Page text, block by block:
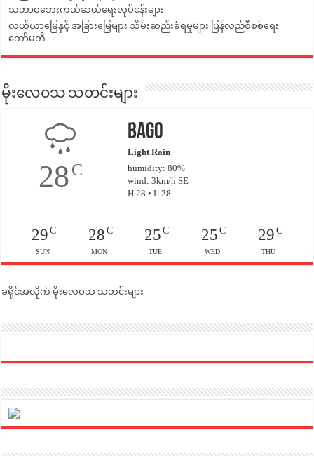
သဘာဝဘေးကယ်ဆယ်ရေးလုပ်ငန်းများ
လယ်ယာမြေနှင့် အခြားမြေများ သိမ်းဆည်းခံရမှုများ ပြန်လည်စီစစ်ရေး
ကော်မတီ
မိုးလေဝသ သတင်းများ
28C
Bago
Light Rain
humidity: 80%
wind: 3km/h SE
H 28 • L 28
29C
SUN
28C
MON
25 C
TUE
25C
WED
29C
THU
ခရိုင်အလိုက် မိုးလေဝသ သတင်းများ